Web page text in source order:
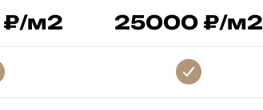
₽/м2 25000 ₽/м2